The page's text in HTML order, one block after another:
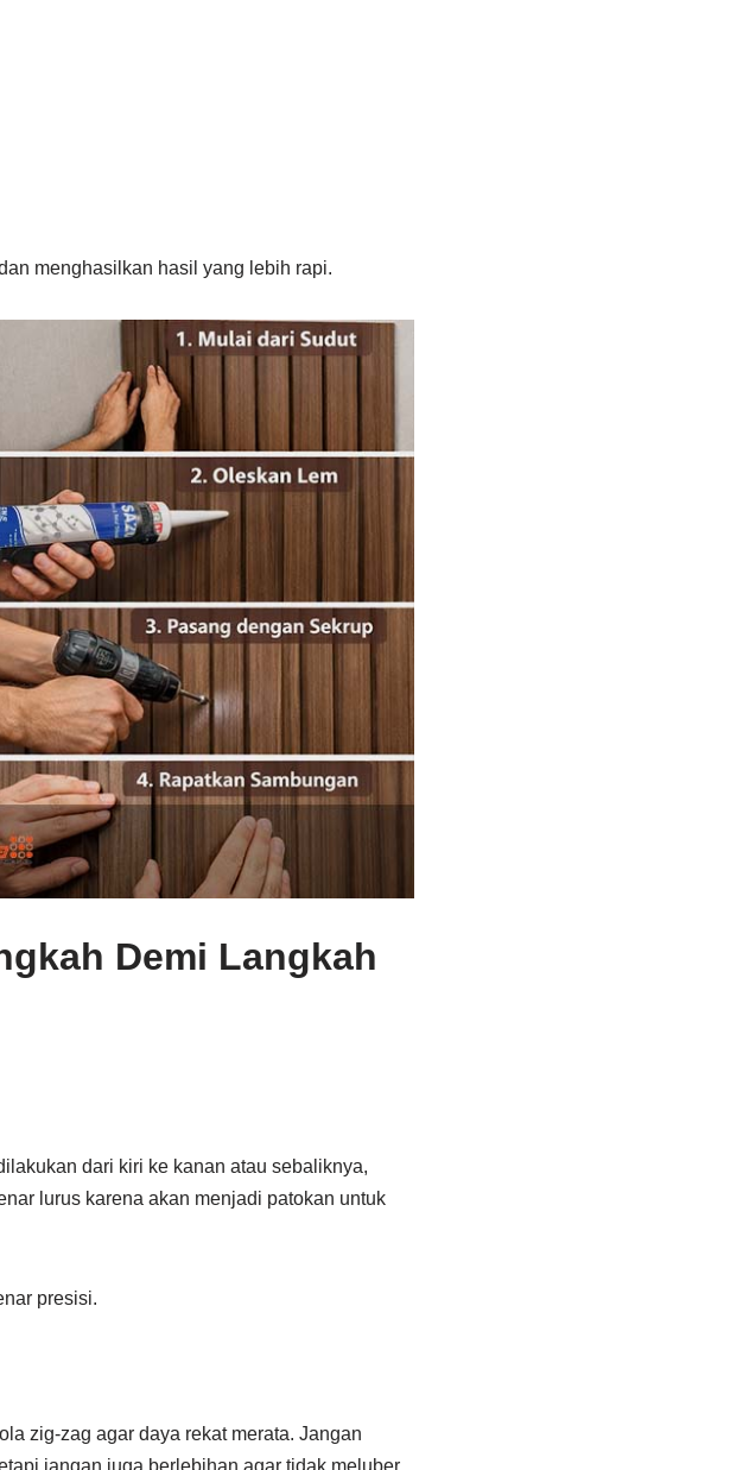
menghasilkan hasil yang lebih rapi.
Demi Langkah
dari kiri ke kanan atau sebaliknya,
lurus karena akan menjadi patokan untuk
presisi.
zig-zag agar daya rekat merata. Jangan
jangan juga berlebihan agar tidak meluber